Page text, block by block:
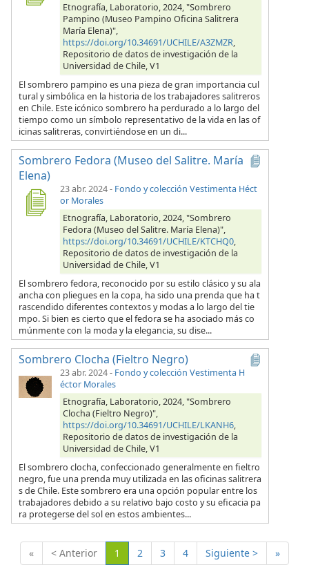
Etnografía, Laboratorio, 2024, "Sombrero
Pampino (Museo Pampino Oficina Salitrera
María Elena)",
https://doi.org/10.34691/UCHILE/A3ZMZR,
Repositorio de datos de investigación de la
Universidad de Chile, V1
El sombrero pampino es una pieza de gran importancia cul
tural y simbólica en la historia de los trabajadores salitreros
en Chile. Este icónico sombrero ha perdurado a lo largo del
tiempo como un símbolo representativo de la vida en las of
icinas salitreras, convirtiéndose en un di...
Sombrero Fedora (Museo del Salitre. María
Elena)
23 abr. 2024- Fondo y colección Vestimenta Héct
or Morales
Etnografía, Laboratorio, 2024, "Sombrero
Fedora (Museo del Salitre. María Elena)",
https://doi.org/10.34691/UCHILE/KTCHQ0,
Repositorio de datos de investigación de la
Universidad de Chile, V1
El sombrero fedora, reconocido por su estilo clásico y su ala
ancha con pliegues en la copa, ha sido una prenda que ha t
rascendido diferentes contextos y modas a lo largo del tie
mpo. Si bien es cierto que el fedora se ha asociado más co
múnmente con la moda y la elegancia, su dise...
Sombrero Clocha (Fieltro Negro)
23 abr. 2024- Fondo y colección Vestimenta H
éctor Morales
Etnografía, Laboratorio, 2024, "Sombrero
Clocha (Fieltro Negro)",
https://doi.org/10.34691/UCHILE/LKANH6,
Repositorio de datos de investigación de la
Universidad de Chile, V1
El sombrero clocha, confeccionado generalmente en fieltro
negro, fue una prenda muy utilizada en las oficinas salitrera
s de Chile. Este sombrero era una opción popular entre los
trabajadores debido a su relativo bajo costo y su eficacia pa
ra protegerse del sol en estos ambientes...
« < Anterior 1 (Actual)
2 3 4 Siguiente > »